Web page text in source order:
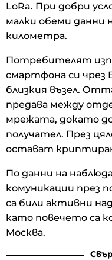
LoRa. При добри
малки обеми данни
километра.
Потребителят
смартфона си чрез
близкия възел.
предава между
мрежата, докато
получател. През
остават
По данни на
комуникации през
са били активни
като повечето са
Москва.